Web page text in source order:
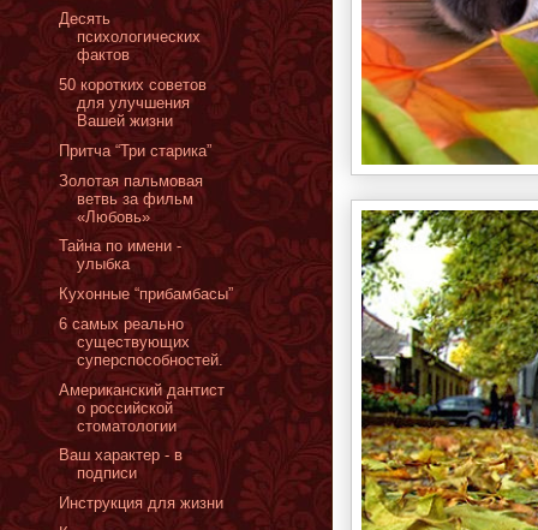
Десять
психологических
фактов
50 коротких советов
для улучшения
Вашей жизни
Притча “Три старика”
Золотая пальмовая
ветвь за фильм
«Любовь»
Тайна по имени -
улыбка
Кухонные “прибамбасы”
6 самых реально
существующих
суперспособностей.
Американский дантист
о российской
стоматологии
Ваш характер - в
подписи
Инструкция для жизни